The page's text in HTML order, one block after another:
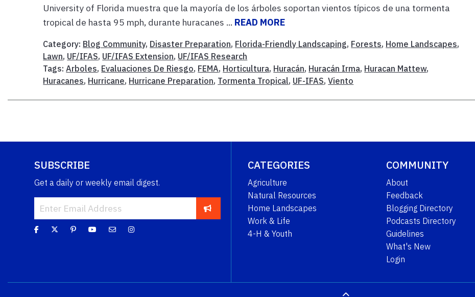
University of Florida muestra que la mayoría de los árboles soportan vientos típicos de una tormenta
tropical de hasta 95 mph, durante huracanes ... READ MORE
Category: Blog Community, Disaster Preparation, Florida-Friendly Landscaping, Forests, Home Landscapes,
Lawn, UF/IFAS, UF/IFAS Extension, UF/IFAS Research
Tags:Arboles, Evaluaciones De Riesgo, FEMA, Horticultura, Huracán, Huracán Irma, Huracan Mattew,
Huracanes, Hurricane, Hurricane Preparation, Tormenta Tropical, UF-IFAS,Viento
SUBSCRIBE
Get a daily or weekly email digest.
CATEGORIES
Agriculture
Natural Resources
Home Landscapes
Work & Life
4-H & Youth
COMMUNITY
About
Feedback
Blogging Directory
Podcasts Directory
Guidelines
What's New
Login